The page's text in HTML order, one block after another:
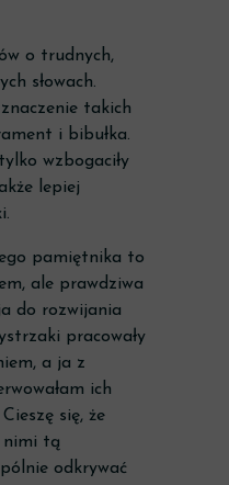
o trudnych,
słowach.
takich
i bibułka.
wzbogaciły
lepiej
pamiętnika to
ale prawdziwa
do rozwijania
pracowały
a ja z
ich
się, że
nimi tą
odkrywać